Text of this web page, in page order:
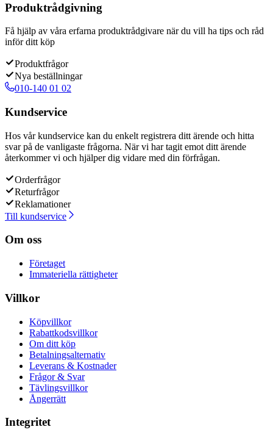
Produktrådgivning
Få hjälp av våra erfarna produktrådgivare när du vill ha tips och råd
inför ditt köp
Produktfrågor
Nya beställningar
010-140 01 02
Kundservice
Hos vår kundservice kan du enkelt registrera ditt ärende och hitta
svar på de vanligaste frågorna. När vi har tagit emot ditt ärende
återkommer vi och hjälper dig vidare med din förfrågan.
Orderfrågor
Returfrågor
Reklamationer
Till kundservice
Om oss
Företaget
Immateriella rättigheter
Villkor
Köpvillkor
Rabattkodsvillkor
Om ditt köp
Betalningsalternativ
Leverans & Kostnader
Frågor & Svar
Tävlingsvillkor
Ångerrätt
Integritet